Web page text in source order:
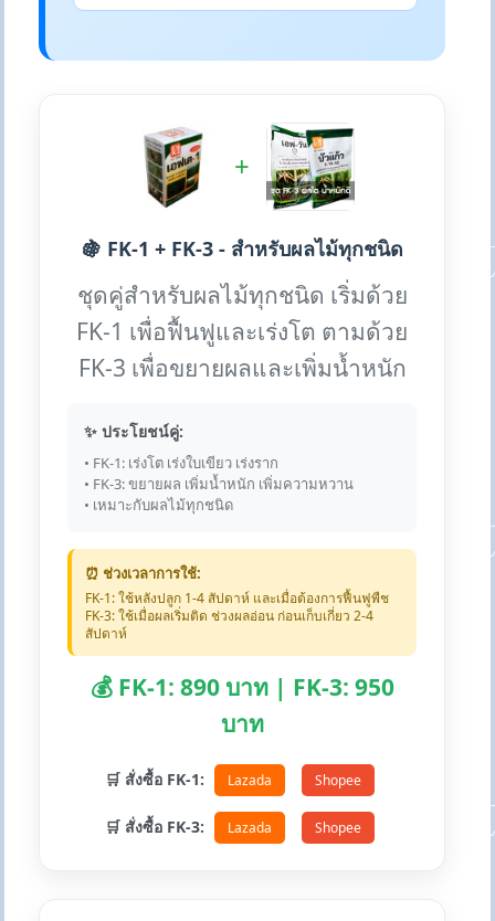
+
🍇 FK-1 + FK-3 - สำหรับผลไม้ทุกชนิด
ชุดคู่สำหรับผลไม้ทุกชนิด เริ่มด้วย
FK-1 เพื่อฟื้นฟูและเร่งโต ตามด้วย
FK-3 เพื่อขยายผลและเพิ่มน้ำหนัก
✨ ประโยชน์คู่:
• FK-1: เร่งโต เร่งใบเขียว เร่งราก
• FK-3: ขยายผล เพิ่มน้ำหนัก เพิ่มความหวาน
• เหมาะกับผลไม้ทุกชนิด
⏰ ช่วงเวลาการใช้:
FK-1: ใช้หลังปลูก 1-4 สัปดาห์ และเมื่อต้องการฟื้นฟูพืช
FK-3: ใช้เมื่อผลเริ่มติด ช่วงผลอ่อน ก่อนเก็บเกี่ยว 2-4
สัปดาห์
💰 FK-1: 890 บาท | FK-3: 950
บาท
🛒 สั่งซื้อ FK-1: Lazada Shopee
🛒 สั่งซื้อ FK-3: Lazada Shopee